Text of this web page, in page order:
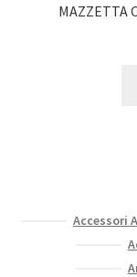
MAZZETTA
Accessori